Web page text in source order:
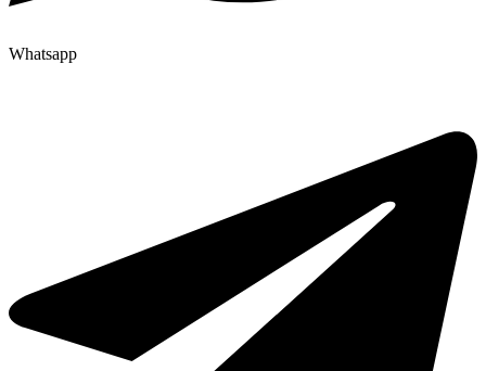
Whatsapp